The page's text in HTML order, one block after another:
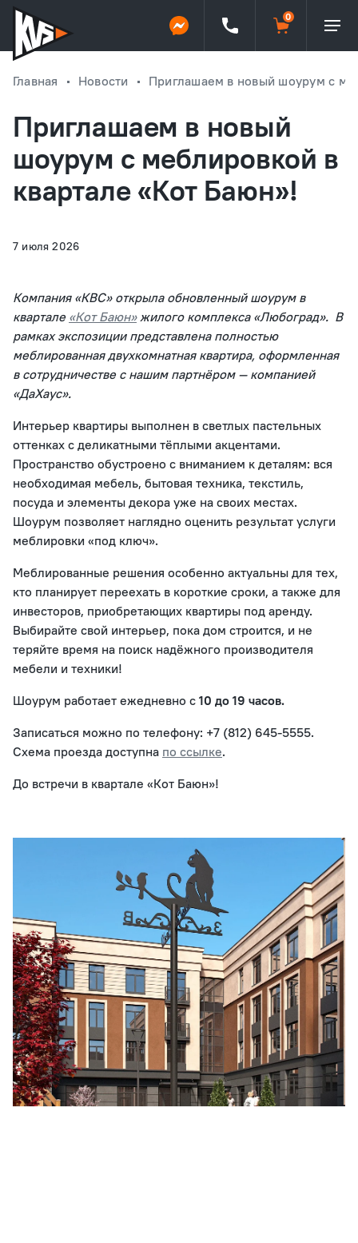
Главная Новости Приглашаем в новый шоурум с
Приглашаем в новый
шоурум с меблировкой в
квартале «Кот Баюн»!
7 июля 2026
Компания «КВС» открыла обновленный шоурум в
квартале «Кот Баюн»жилого комплекса «Любоград». В
рамках экспозиции представлена полностью
меблированная двухкомнатная квартира, оформленная
в сотрудничестве с нашим партнёром — компанией
«ДаХаус».
Интерьер квартиры выполнен в светлых пастельных
оттенках с деликатными тёплыми акцентами.
Пространство обустроено с вниманием к деталям: вся
необходимая мебель, бытовая техника, текстиль,
посуда и элементы декора уже на своих местах.
Шоурум позволяет наглядно оценить результат услуги
меблировки «под ключ».
Меблированные решения особенно актуальны для тех,
кто планирует переехать в короткие сроки, а также для
инвесторов, приобретающих квартиры под аренду.
Выбирайте свой интерьер, пока дом строится, и не
теряйте время на поиск надёжного производителя
мебели и техники!
Шоурум работает ежедневно с 10 до 19 часов.
Записаться можно по телефону: +7 (812) 645-5555.
Схема проезда доступна по ссылке.
До встречи в квартале «Кот Баюн»!